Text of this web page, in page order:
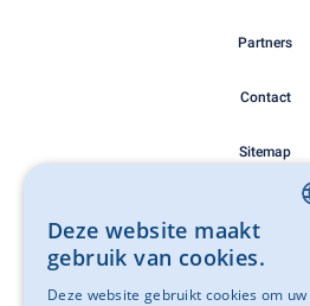
Partners
Contact
Sitemap
Cookie Policy
Privacy Policy
Deze website maakt
gebruik van cookies.
Deze website gebruikt cookies om uw